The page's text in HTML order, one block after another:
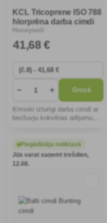
KCL Tricoprene ISO 788
hlorprēna darba cimdi
ķimikāliju darbam
Honeywell
41,68 €
− + Grozā
Ķīmiski izturīgi darba cimdi ar
bezšuvju kokvilnas adījumu,
gari.Piegādātāja noliktavā
Jūs varat saņemt trešdien,
12.08.